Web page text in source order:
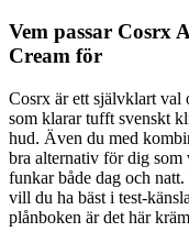
Vem passar Cosrx
Cream för
Cosrx är ett självklart val
som klarar tufft svenskt
hud. Även du med
bra alternativ för dig
funkar både dag och
vill du ha bäst i test-
plånboken är det här